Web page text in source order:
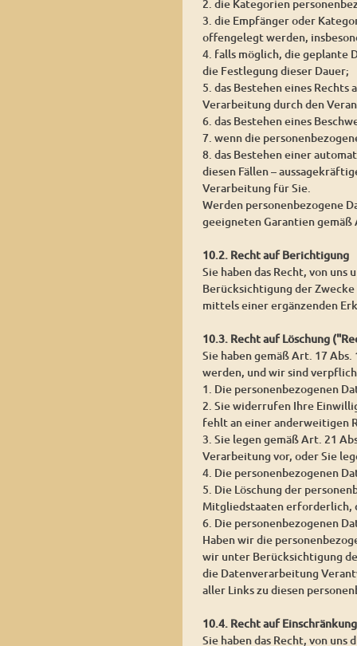
2. die Kategorien
3. die Empfänger oder
offengelegt werden,
4. falls möglich, die geplante
die Festlegung dieser Dauer;
5. das Bestehen eines
Verarbeitung durch den
6. das Bestehen eines
7. wenn die
8. das Bestehen einer
diesen Fällen –
Verarbeitung für Sie.
Werden personenbezogene
geeigneten Garantien
10.2. Recht auf Berichtigung
Sie haben das Recht, von
Berücksichtigung der
mittels einer ergänzenden
10.3. Recht auf Löschung
Sie haben gemäß Art. 17
werden, und wir sind
1. Die personenbezogenen
2. Sie widerrufen Ihre
fehlt an einer anderweitigen
3. Sie legen gemäß Art. 21
Verarbeitung vor, oder Sie
4. Die personenbezogenen
5. Die Löschung der
Mitgliedstaaten erforderlich,
6. Die personenbezogenen
Haben wir die
wir unter Berücksichtigung
die Datenverarbeitung
aller Links zu diesen
10.4. Recht auf
Sie haben das Recht, von